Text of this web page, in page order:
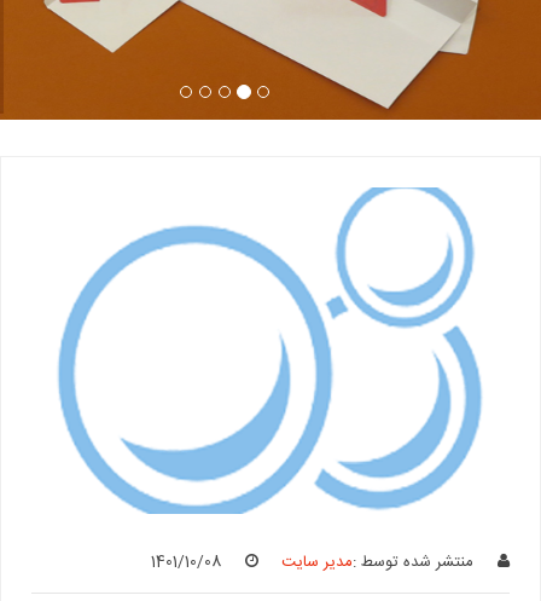
منتشر شده توسط :مدیر سایت 1401/10/08